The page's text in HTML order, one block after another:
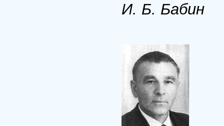
И. Б. Бабин